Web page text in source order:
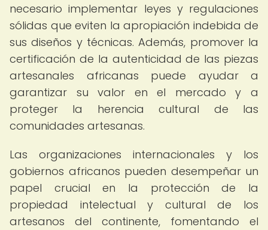
necesario implementar leyes y regulaciones
sólidas que eviten la apropiación indebida de
sus diseños y técnicas. Además, promover la
certificación de la autenticidad de las piezas
artesanales africanas puede ayudar a
garantizar su valor en el mercado y a
proteger la herencia cultural de las
comunidades artesanas.
Las organizaciones internacionales y los
gobiernos africanos pueden desempeñar un
papel crucial en la protección de la
propiedad intelectual y cultural de los
artesanos del continente, fomentando el